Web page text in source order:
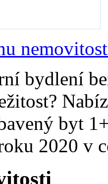
bydlení
byt
2020 v